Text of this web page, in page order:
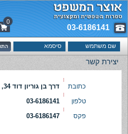
03-6186141
0
יצירת קשר
כתובת
דרך בן גוריון דוד 34, בית הלפיד, רמת-גן
טלפון
03-6186141
פקס
03-6186147